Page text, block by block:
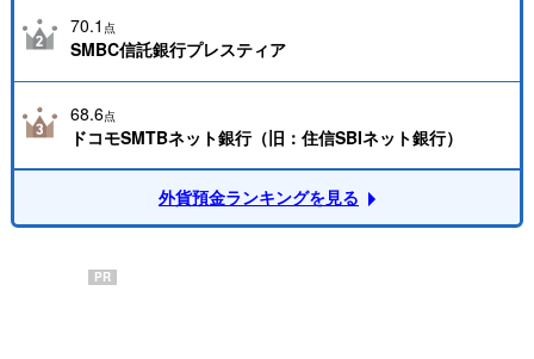
70.1 点
SMBC信託銀行プレスティア
68.6点
ドコモSMTBネット銀行（旧：住信SBIネット銀行）
外貨預金ランキングを見る
PR